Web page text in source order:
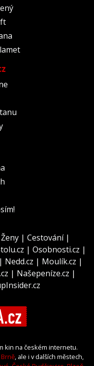
Ženy | Cestování|
| Osobnosti.cz |
| Nedd.cz | Moulík.cz |
| Našepeníze.cz |
kin na českém internetu.
Brně, ale i v dalších městech,